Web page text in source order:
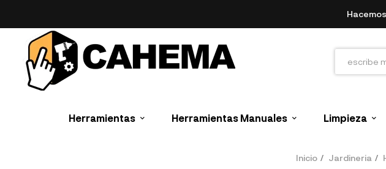
Herramientas Herramientas Manuales Limpieza
Inicio Jardineria